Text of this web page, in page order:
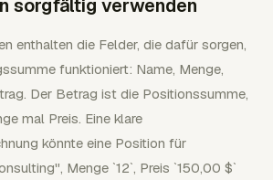
sorgfältig verwenden
enthalten die Felder, die dafür sorgen,
funktioniert: Name, Menge,
Der Betrag ist die Positionssumme,
mal Preis. Eine klare
könnte eine Position für
Menge `12`, Preis `150,00 $`